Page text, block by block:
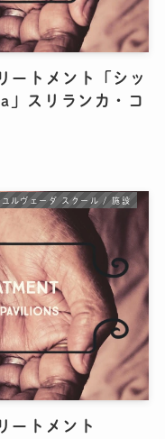
ートメント「シッ
」スリランカ・コ
ユルヴェーダ スクール / 施設
ートメント